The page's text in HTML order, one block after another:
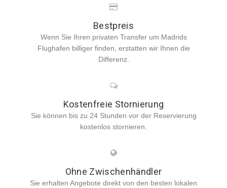
Bestpreis
Wenn Sie Ihren privaten Transfer um Madrids
Flughafen billiger finden, erstatten wir Ihnen die
Differenz.
Kostenfreie Stornierung
Sie können bis zu 24 Stunden vor der Reservierung
kostenlos stornieren.
Ohne Zwischenhändler
Sie erhalten Angebote direkt von den besten lokalen